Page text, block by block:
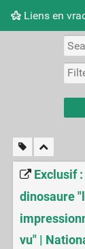
Liens en
Exclusif
dinosaure
vu" |